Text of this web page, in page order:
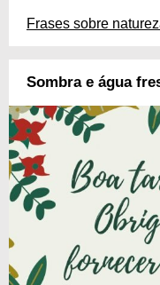
Frases sobre
Sombra e água